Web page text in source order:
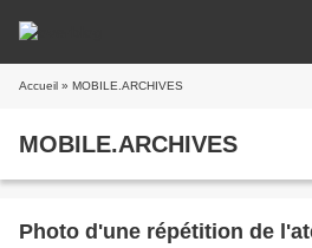
Accueil » MOBILE.ARCHIVES
MOBILE.ARCHIVES
Photo d'une répétition de